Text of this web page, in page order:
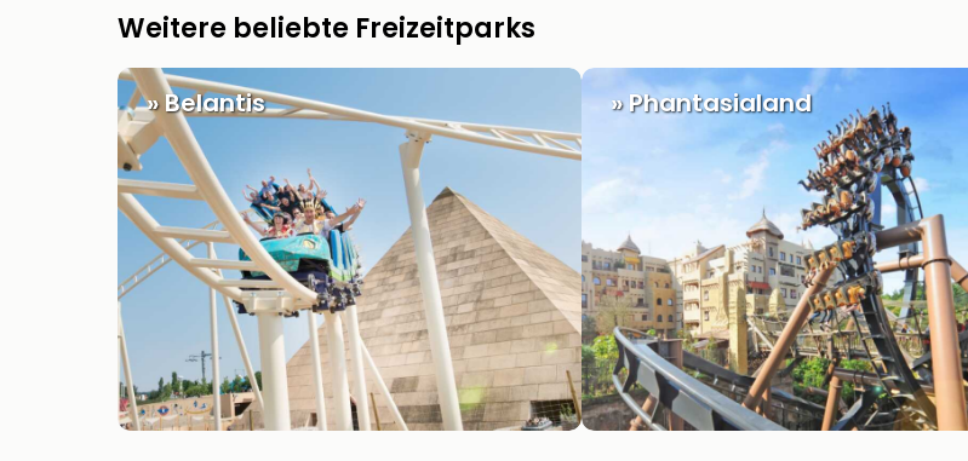
Weitere beliebte Freizeitparks
» Belantis » Phantasialand